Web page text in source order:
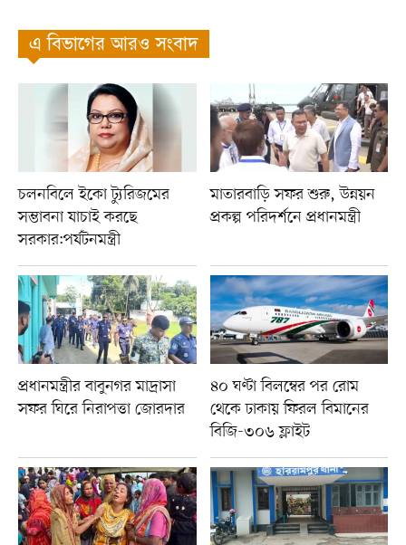
এ বিভাগের আরও সংবাদ
চলনবিলে ইকো ট্যুরিজমের
সম্ভাবনা যাচাই করছে
সরকার:পর্যটনমন্ত্রী
মাতারবাড়ি সফর শুরু, উন্নয়ন
প্রকল্প পরিদর্শনে প্রধানমন্ত্রী
প্রধানমন্ত্রীর বাবুনগর মাদ্রাসা
সফর ঘিরে নিরাপত্তা জোরদার
৪০ ঘণ্টা বিলম্বের পর রোম
থেকে ঢাকায় ফিরল বিমানের
বিজি-৩০৬ ফ্লাইট